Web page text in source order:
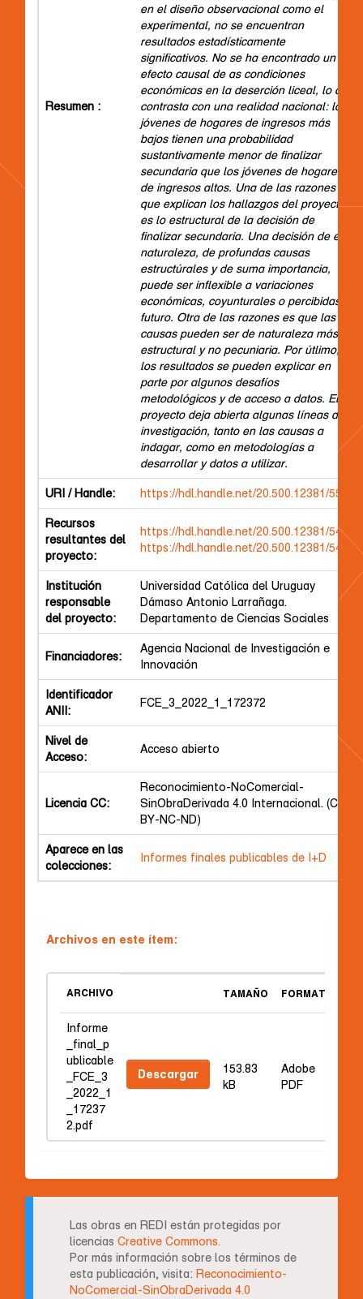
Resumen :
en el diseño observacional como el
experimental, no se encuentran
resultados estadísticamente
significativos. No se ha encontrado un
efecto causal de as condiciones
económicas en la deserción liceal, lo que
contrasta con una realidad nacional: los
jóvenes de hogares de ingresos más
bajos tienen una probabilidad
sustantivamente menor de finalizar
secundaria que los jóvenes de hogares
de ingresos altos. Una de las razones
que explican los hallazgos del proyecto
es lo estructural de la decisión de
finalizar secundaria. Una decisión de esta
naturaleza, de profundas causas
estructúrales y de suma importancia,
puede ser inflexible a variaciones
económicas, coyunturales o percibidas a
futuro. Otra de las razones es que las
causas pueden ser de naturaleza más
estructural y no pecuniaria. Por útlimo,
los resultados se pueden explicar en
parte por algunos desafíos
metodológicos y de acceso a datos. El
proyecto deja abierta algunas líneas de
investigación, tanto en las causas a
indagar, como en metodologías a
desarrollar y datos a utilizar.
URI / Handle: https://hdl.handle.net/20.500.12381/5560
Recursos
resultantes del
proyecto:
https://hdl.handle.net/20.500.12381/5470
https://hdl.handle.net/20.500.12381/5479
Institución
responsable
del proyecto:
Universidad Católica del Uruguay
Dámaso Antonio Larrañaga.
Departamento de Ciencias Sociales
Financiadores:
Agencia Nacional de Investigación e
Innovación
Identificador
ANII:
FCE_3_2022_1_172372
Nivel de
Acceso:
Acceso abierto
Licencia CC:
Reconocimiento-NoComercial-
SinObraDerivada 4.0 Internacional. (CC
BY-NC-ND)
Aparece en las
colecciones:
Informes finales publicables de I+D
Archivos en este ítem:
ARCHIVO TAMAÑO FORMATO
Informe
_final_p
ublicable
_FCE_3
_2022_1
_17237
2.pdf
Descargar
153.83
kB
Adobe
PDF
Las obras en REDI están protegidas por
licencias Creative Commons.
Por más información sobre los términos de
esta publicación, visita: Reconocimiento-
NoComercial-SinObraDerivada 4.0